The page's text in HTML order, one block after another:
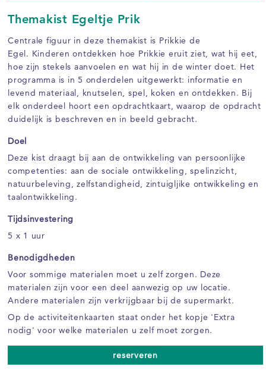
Themakist Egeltje Prik
Centrale figuur in deze themakist is Prikkie de
Egel. Kinderen ontdekken hoe Prikkie eruit ziet, wat hij eet,
hoe zijn stekels aanvoelen en wat hij in de winter doet. Het
programma is in 5 onderdelen uitgewerkt: informatie en
levend materiaal, knutselen, spel, koken en ontdekken. Bij
elk onderdeel hoort een opdrachtkaart, waarop de opdracht
duidelijk is beschreven en in beeld gebracht.
Doel
Deze kist draagt bij aan de ontwikkeling van persoonlijke
competenties: aan de sociale ontwikkeling, spelinzicht,
natuurbeleving, zelfstandigheid, zintuigljike ontwikkeling en
taalontwikkeling.
Tijdsinvestering
5 x 1 uur
Benodigdheden
Voor sommige materialen moet u zelf zorgen. Deze
materialen zijn voor een deel aanwezig op uw locatie.
Andere materialen zijn verkrijgbaar bij de supermarkt.
Op de activiteitenkaarten staat onder het kopje 'Extra
nodig' voor welke materialen u zelf moet zorgen.
reserveren